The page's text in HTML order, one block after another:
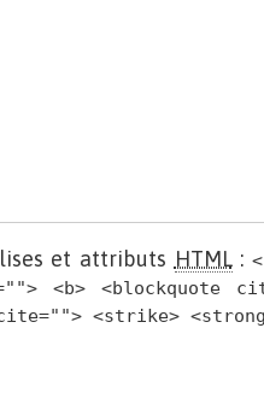
et attributs HTML:
<b> <blockquote
<strike>